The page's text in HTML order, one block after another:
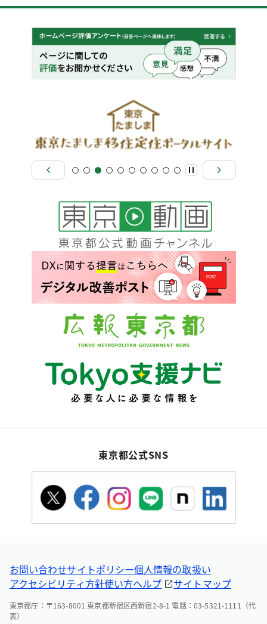
東京都公式SNS
お問い合わせサイトポリシー個人情報の取扱い
アクセシビリティ方針使い方ヘルプ サイトマップ
東京都庁：〒163-8001 東京都新宿区西新宿2-8-1 電話：03-5321-1111（代
表）